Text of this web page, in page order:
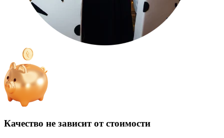
Качество не зависит от стоимости